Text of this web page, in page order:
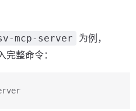
mcp-server
为例，
整命令：